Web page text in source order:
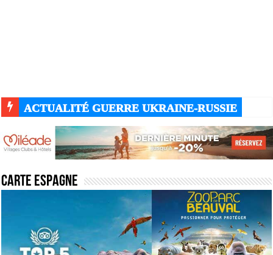
ACTUALITÉ GUERRE UKRAINE-RUSSIE
Carte espagne